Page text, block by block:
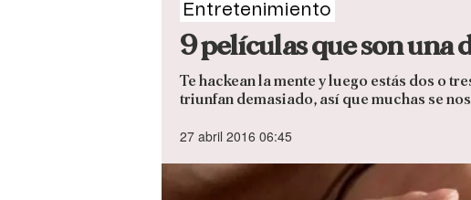
Entretenimiento
9 películas que son una
Te hackean la mente y luego estás dos o
triunfan demasiado, así que muchas se
27 abril 2016 06:45